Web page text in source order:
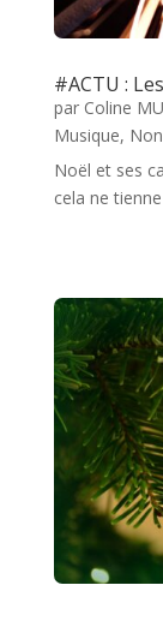
#ACTU :
par Coline
Musique,
Noël et ses
cela ne